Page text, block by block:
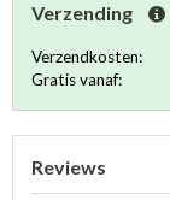
Verzending
Verzendkosten:
Gratis vanaf:
Reviews